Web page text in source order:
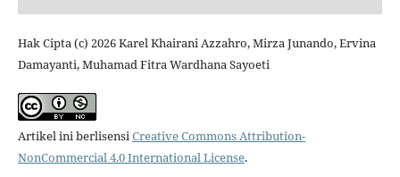
Hak Cipta (c) 2026 Karel Khairani Azzahro, Mirza Junando, Ervina
Damayanti, Muhamad Fitra Wardhana Sayoeti
Artikel ini berlisensiCreative Commons Attribution-
NonCommercial 4.0 International License.